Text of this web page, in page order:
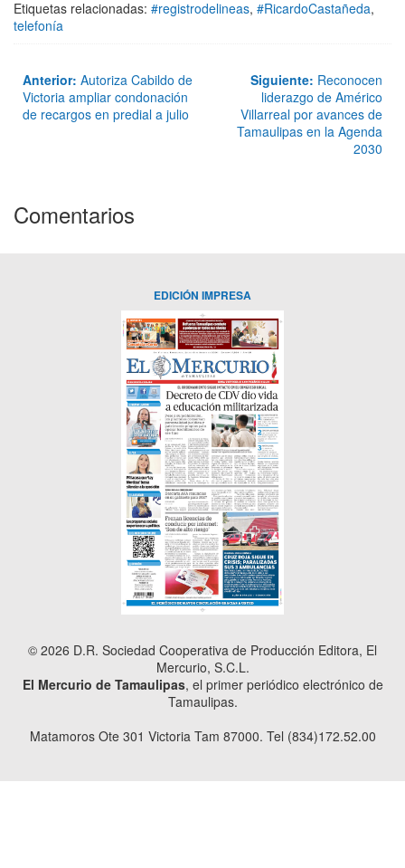
Etiquetas relacionadas: #registrodelineas, #RicardoCastañeda,
telefonía
Anterior: Autoriza Cabildo de
Victoria ampliar condonación
de recargos en predial a julio
Siguiente: Reconocen
liderazgo de Américo
Villarreal por avances de
Tamaulipas en la Agenda
2030
Comentarios
EDICIÓN IMPRESA
© 2026 D.R. Sociedad Cooperativa de Producción Editora, El
Mercurio, S.C.L.
El Mercurio de Tamaulipas, el primer periódico electrónico de
Tamaulipas.
Matamoros Ote 301 Victoria Tam 87000. Tel (834)172.52.00